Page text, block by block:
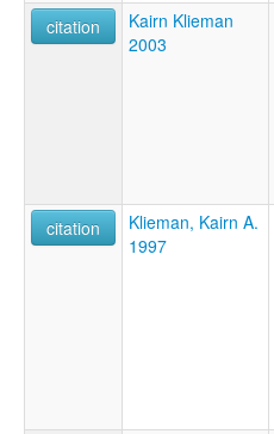
citation
Kairn Klieman
2003
citation
Klieman, Kairn A.
1997